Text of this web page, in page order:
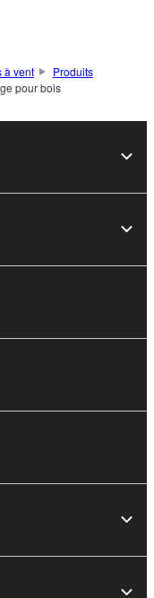
à vent
Produits
pour bois